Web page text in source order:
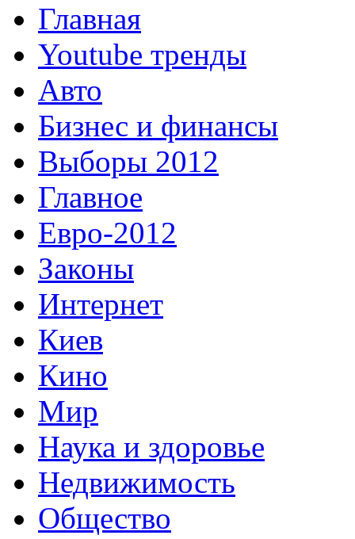
Главная
Youtube тренды
Авто
Бизнес и финансы
Выборы 2012
Главное
Евро-2012
Законы
Интернет
Киев
Кино
Мир
Наука и здоровье
Недвижимость
Общество